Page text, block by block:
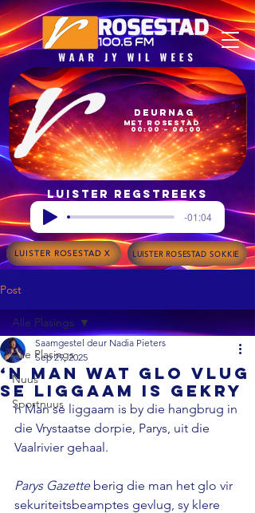
00:00 – 06:00
met Rosestad
Deurnag
Luister regstreeks
-01:04
LUISTER ROSESTAD X LUISTER ROSESTAD SOKKIE
Post
Alle Plasings
Nuus
Sportnuus
Alle Plasings
‘n Man wat glo vlug
se liggaam is gekry
Saamgestel deur Nadia Pieters
Sep 29, 2025
ŉ Man se liggaam is by die hangbrug in
die Vrystaatse dorpie, Parys, uit die
Vaalrivier gehaal.
Parys Gazette berig die man het glo vir
sekuriteitsbeamptes gevlug, sy klere